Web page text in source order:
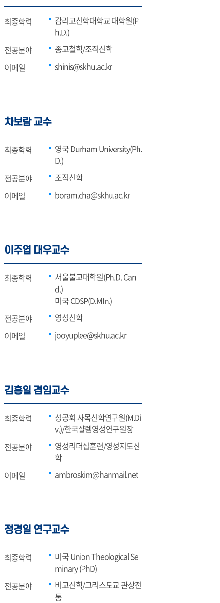
최종학력
감리교신학대학교 대학원(P
h.D.)
전공분야
종교철학/조직신학
이메일
shinis@skhu.ac.kr
차보람 교수
최종학력
영국 Durham University(Ph.
D.)
전공분야
조직신학
이메일
boram.cha@skhu.ac.kr
이주엽 대우교수
최종학력
서울불교대학원(Ph.D. Can
d.)
미국 CDSP(D.MIn.)
전공분야
영성신학
이메일
jooyuplee@skhu.ac.kr
김홍일 겸임교수
최종학력
성공회 사목신학연구원(M.Di
v.)/한국샬렘영성연구원장
전공분야
영성리더십훈련/영성지도신
학
이메일
ambroskim@hanmail.net
정경일 연구교수
최종학력
미국 Union Theological Se
minary (PhD)
전공분야
비교신학/그리스도교 관상전
통